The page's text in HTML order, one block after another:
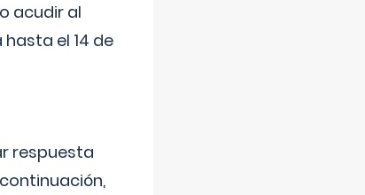
acudir al
el 14 de
respuesta